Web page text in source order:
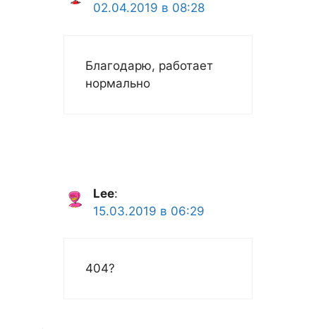
02.04.2019 в 08:28
Благодарю, работает
нормально
Lee:
15.03.2019 в 06:29
404?